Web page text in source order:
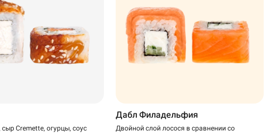
сыр Cremette, огурцы, соус
Дабл Филадельфия
Двойной слой лосося в сравнении со